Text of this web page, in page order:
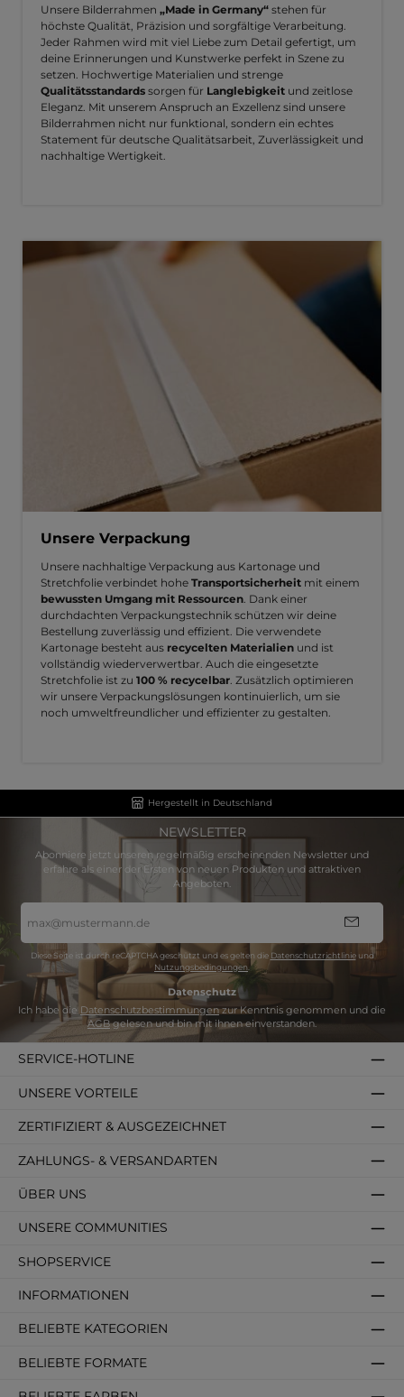
Unsere Bilderrahmen „Made in Germany“ stehen für
höchste Qualität, Präzision und sorgfältige Verarbeitung.
Jeder Rahmen wird mit viel Liebe zum Detail gefertigt, um
deine Erinnerungen und Kunstwerke perfekt in Szene zu
setzen. Hochwertige Materialien und strenge
Qualitätsstandards sorgen für Langlebigkeit und zeitlose
Eleganz. Mit unserem Anspruch an Exzellenz sind unsere
Bilderrahmen nicht nur funktional, sondern ein echtes
Statement für deutsche Qualitätsarbeit, Zuverlässigkeit und
nachhaltige Wertigkeit.
Unsere Verpackung
Unsere nachhaltige Verpackung aus Kartonage und
Stretchfolie verbindet hohe Transportsicherheit mit einem
bewussten Umgang mit Ressourcen . Dank einer
durchdachten Verpackungstechnik schützen wir deine
Bestellung zuverlässig und effizient. Die verwendete
Kartonage besteht aus recycelten Materialien und ist
vollständig wiederverwertbar. Auch die eingesetzte
Stretchfolie ist zu 100 % recycelbar . Zusätzlich optimieren
wir unsere Verpackungslösungen kontinuierlich, um sie
noch umweltfreundlicher und effizienter zu gestalten.
Hergestellt in Deutschland
NEWSLETTER
Abonniere jetzt unseren regelmäßig erscheinenden Newsletter und
erfahre als einer der Ersten von neuen Produkten und attraktiven
Angeboten.
Mail-
Adresse
Diese Seite ist durch reCAPTCHA geschützt und es gelten die Datenschutzrichtlinieund
Nutzungsbedingungen
Datenschutz
Ich habe die Datenschutzbestimmungenzur Kenntnis genommen und die
AGBgelesen und bin mit ihnen einverstanden.
SERVICE-HOTLINE
SHOPSERVICE
INFORMATIONEN
BELIEBTE KATEGORIEN
BELIEBTE FORMATE
ZAHLUNGS- & VERSANDARTEN
ÜBER UNS
ZERTIFIZIERT & AUSGEZEICHNET
UNSERE VORTEILE
UNSERE COMMUNITIES